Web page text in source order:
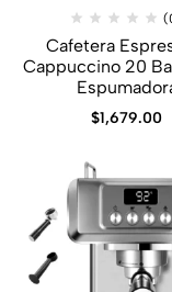
Cafetera
Cappuccino 20
$1,679.00